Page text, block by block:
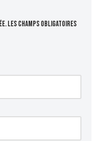
Les champs obligatoires